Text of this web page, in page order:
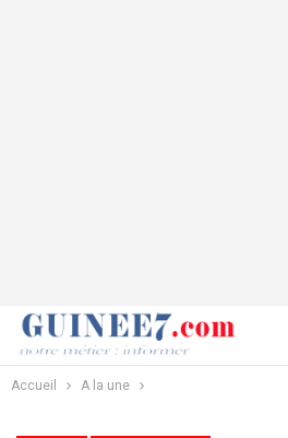
Accueil A la une